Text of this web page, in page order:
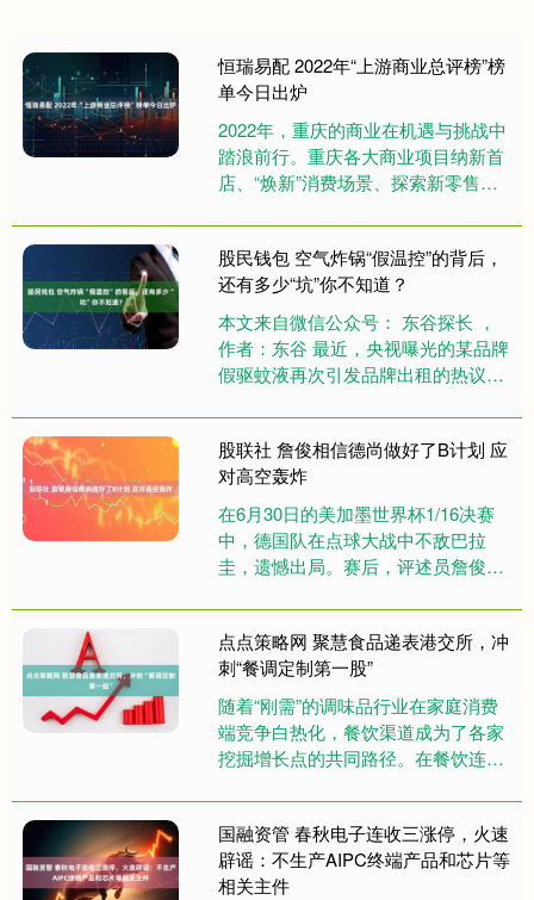
恒瑞易配 2022年“上游商业总评榜”榜
单今日出炉
2022年，重庆的商业在机遇与挑战中
踏浪前行。重庆各大商业项目纳新首
店、“焕新”消费场景、探索新零售模
大的行动力推动行业革新、带....
股民钱包 空气炸锅“假温控”的背后，
还有多少“坑”你不知道？
本文来自微信公众号： 东谷探长 ，
作者：东谷 最近，央视曝光的某品牌
假驱蚊液再次引发品牌出租的热议。
旋钮是“假开关”的视频，更是....
股联社 詹俊相信德尚做好了B计划 应
对高空轰炸
在6月30日的美加墨世界杯1/16决赛
中，德国队在点球大战中不敌巴拉
圭，遗憾出局。赛后，评述员詹俊对
门，指出纳格尔斯曼坚持地面....
点点策略网 聚慧食品递表港交所，冲
刺“餐调定制第一股”
随着“刚需”的调味品行业在家庭消费
端竞争白热化，餐饮渠道成为了各家
挖掘增长点的共同路径。在餐饮连锁
英雄”的餐饮调味品定制企业也....
国融资管 春秋电子连收三涨停，火速
辟谣：不生产AIPC终端产品和芯片等
相关主件